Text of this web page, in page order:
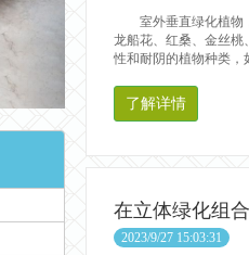
室外垂直绿化植物，
龙船花、红桑、金丝
性和耐阴的植物种类，
了解详情
在立体绿化组
2023/9/27 15:03:31